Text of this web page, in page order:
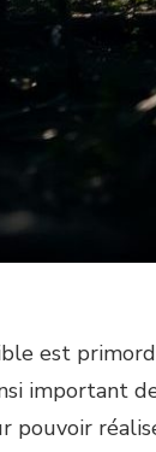
est
important